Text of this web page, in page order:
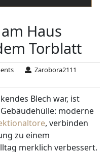
Haus
Torblatt
Zarobora2111
Blech war, ist
moderne
, verbinden
zu einem
merklich verbessert.